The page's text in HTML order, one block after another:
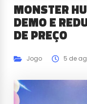
MONSTER
DEMO E
DE PREÇO
Jogo 5 de